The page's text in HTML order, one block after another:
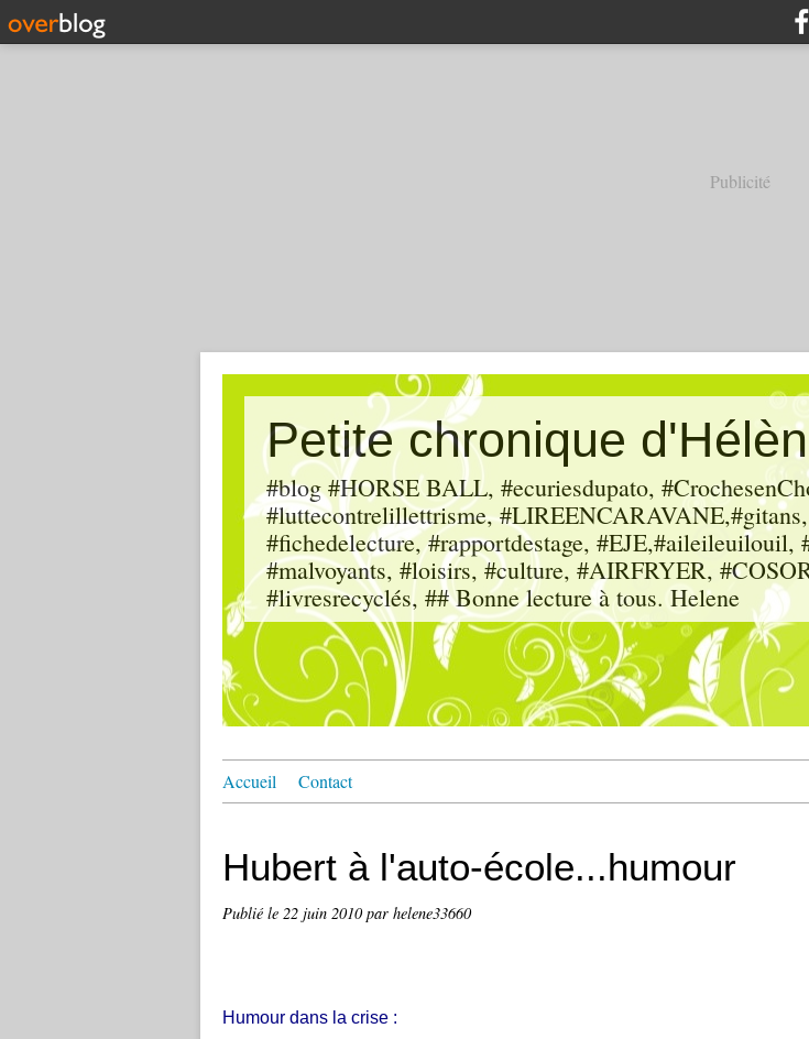
Publicité
Petite chronique
#blog #HORSE BALL, #ecuriesdupato,
#luttecontrelillettrisme, #LIREENCARAVANE,#gitans,
#fichedelecture, #rapportdestage, #EJE,#aileileuilouil,
#malvoyants, #loisirs, #culture, #AIRFRYER,
#livresrecyclés, ## Bonne lecture à tous. Helene
Accueil Contact
Hubert à l'auto-école...humour
Publié le 22 juin 2010par helene33660
Humour dans la crise :